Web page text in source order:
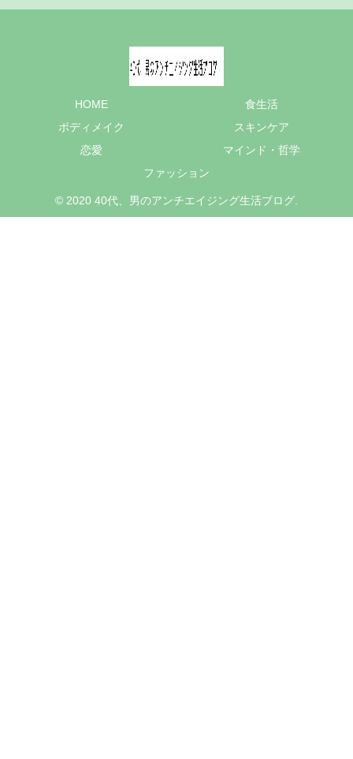
HOME
食生活
ボディメイク
スキンケア
恋愛
マインド・哲学
ファッション
© 2020 40代、男のアンチエイジング生活ブログ.